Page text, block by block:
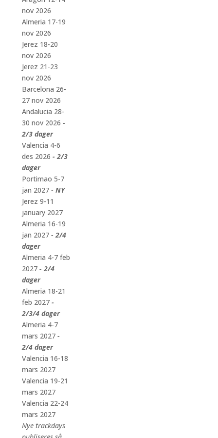
nov 2026
Almeria 17-19
nov 2026
Jerez 18-20
nov 2026
Jerez 21-23
nov 2026
Barcelona 26-
27 nov 2026
Andalucia 28-
30 nov 2026 -
2/3 dager
Valencia 4-6
des 2026 - 2/3
dager
Portimao 5-7
jan 2027 - NY
Jerez 9-11
january 2027
Almeria 16-19
jan 2027 - 2/4
dager
Almeria 4-7 feb
2027 - 2/4
dager
Almeria 18-21
feb 2027 -
2/3/4 dager
Almeria 4-7
mars 2027 -
2/4 dager
Valencia 16-18
mars 2027
Valencia 19-21
mars 2027
Valencia 22-24
mars 2027
Nye trackdays